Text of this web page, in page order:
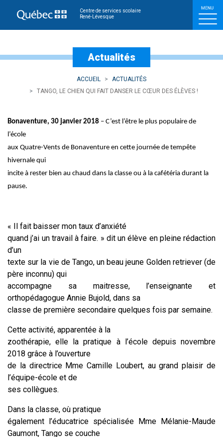
Centre de services scolaire
René-Lévesque
Tango, le chien qui fait
Actualités
ACCUEIL
ACTUALITÉS
TANGO, LE CHIEN QUI FAIT DANSER LE CŒUR DES ÉLÈVES !
Bonaventure, 30 janvier 2018 – C’est l’être le plus populaire de
l’école
aux Quatre-Vents de Bonaventure en cette journée de tempête
hivernale qui
incite à rester bien au chaud dans la classe ou à la cafétéria durant la
pause.
« Il fait baisser mon taux d’anxiété
quand j’ai un travail à faire. » dit un élève en pleine rédaction
d’un
texte sur la vie de Tango, un beau jeune Golden retriever (de
père inconnu) qui
accompagne sa maitresse, l’enseignante et
orthopédagogue Annie Bujold, dans sa
classe de première secondaire quelques fois par semaine.
Cette activité, apparentée à la
zoothérapie, elle la pratique à l’école depuis novembre
2018 grâce à l’ouverture
de la directrice Mme Camille Loubert, au grand plaisir de
l’équipe-école et de
ses collègues.
Dans la classe, où pratique
également l’éducatrice spécialisée Mme Mélanie-Maude
Gaumont, Tango se couche